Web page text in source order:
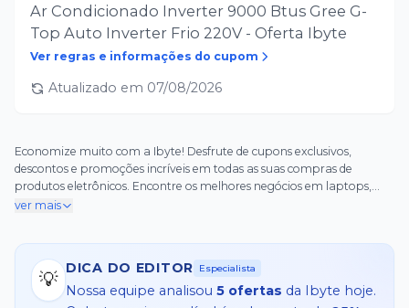
Ar Condicionado Inverter 9000 Btus Gree G-
Top Auto Inverter Frio 220V - Oferta Ibyte
Ver regras e informações do cupom
Atualizado em 07/08/2026
Economize muito com a Ibyte! Desfrute de cupons exclusivos,
descontos e promoções incríveis em todas as suas compras de
produtos eletrônicos. Encontre os melhores negócios em laptops,
desktops, componentes e muito mais. Economize hoje e aproveite o
ver mais
💡
DICA DO EDITOR Especialista
Nossa equipe analisou 5ofertas da Ibyte hoje.